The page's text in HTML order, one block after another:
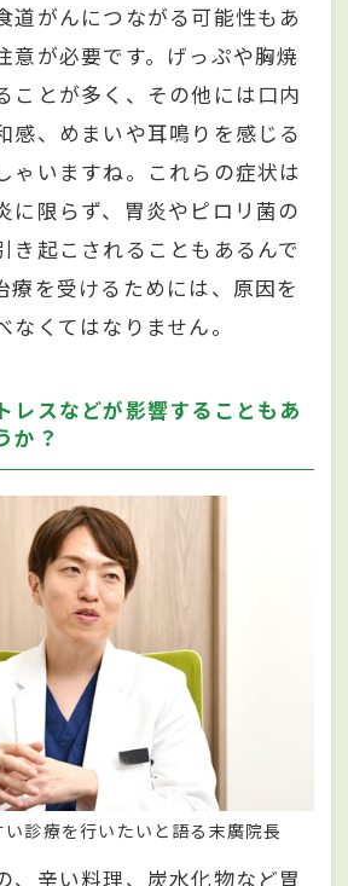
道がんにつながる可能性もあ
意が必要です。げっぷや胸焼
ことが多く、その他には口内
感、めまいや耳鳴りを感じる
ゃいますね。これらの症状は
に限らず、胃炎やピロリ菌の
き起こされることもあるんで
療を受けるためには、原因を
なくてはなりません。
レスなどが影響することもあ
か？
診療を行いたいと語る末廣院長
、辛い料理、炭水化物など胃